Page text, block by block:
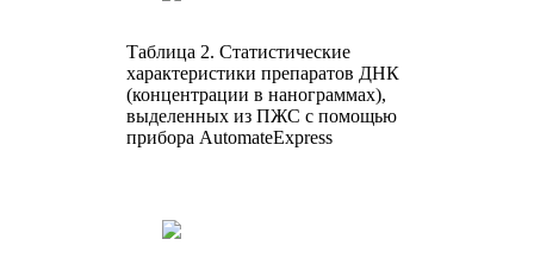
Таблица 2. Статистические
характеристики препаратов ДНК
(концентрации в нанограммах),
выделенных из ПЖС с помощью
прибора АutomateExpress